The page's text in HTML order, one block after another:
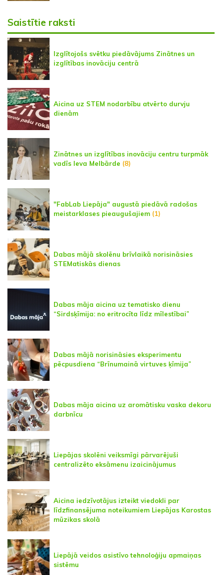
Saistītie raksti
Izglītojošs svētku piedāvājums Zinātnes un
izglītības inovāciju centrā
Aicina uz STEM nodarbību atvērto durvju
dienām
Zinātnes un izglītības inovāciju centru turpmāk
vadīs Ieva Melbārde (8)
"FabLab Liepāja" augustā piedāvā radošas
meistarklases pieaugušajiem (1)
Dabas mājā skolēnu brīvlaikā norisināsies
STEMatiskās dienas
Dabas māja aicina uz tematisko dienu
“Sirdsķīmija: no eritrocīta līdz mīlestībai”
Dabas mājā norisināsies eksperimentu
pēcpusdiena “Brīnumainā virtuves ķīmija”
Dabas māja aicina uz aromātisku vaska dekoru
darbnīcu
Liepājas skolēni veiksmīgi pārvarējuši
centralizēto eksāmenu izaicinājumus
Aicina iedzīvotājus izteikt viedokli par
līdzfinansējuma noteikumiem Liepājas Karostas
mūzikas skolā
Liepājā veidos asistīvo tehnoloģiju apmaiņas
sistēmu